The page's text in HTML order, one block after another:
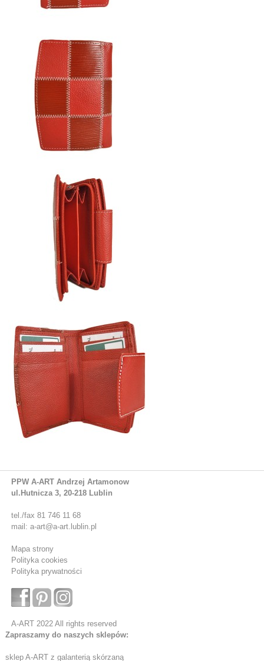
PPW A-ART Andrzej Artamonow
ul.Hutnicza 3, 20-218 Lublin
tel./fax 81 746 11 68
mail: a-art@a-art.lublin.pl
Mapa strony
Polityka cookies
Polityka prywatności
A-ART 2022 All rights reserved
Zapraszamy do naszych sklepów:
sklep A-ART z galanterią skórzaną